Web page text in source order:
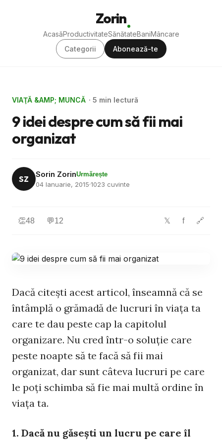
Zorin
AcasăProductivitateSănătateBaniMâncare
Categorii
Abonează-te
VIAŢĂ &AMP; MUNCĂ · 5 min lectură
9 idei despre cum să fii mai
organizat
SZ Sorin ZorinUrmărește
04 Ianuarie, 2015·1023 cuvinte
👏48 💬12 𝕏 f 🔗
Dacă citeşti acest articol, înseamnă că se
întâmplă o grămadă de lucruri în viaţa ta
care te dau peste cap la capitolul
organizare. Nu cred într-o soluţie care
peste noapte să te facă să fii mai
organizat, dar sunt câteva lucruri pe care
le poţi schimba să fie mai multă ordine în
viaţa ta.
1. Dacă nu găseşti un lucru pe care îl